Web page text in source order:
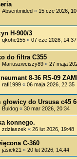
Absentmided « 15 cze 2026,
H-900/3
qkohe155 « 07 cze 2026, 14:37
do filtra C355
Mariuszwciszy89 « 27 maja
8-36 RS-09
rafi1999 « 06 maja 2026, 22:35
do Ursusa c45
Buldog « 30 mar 2026, 20:34
konnego.
zdziaszek « 26 lut 2026, 19:48
C-360
jasiek21 « 20 lut 2026, 14:44